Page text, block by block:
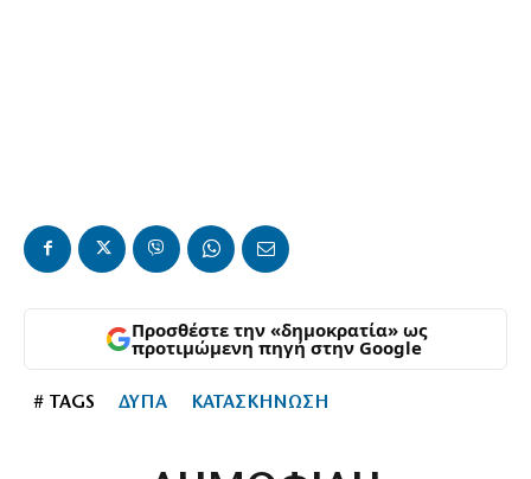
Προσθέστε την «δημοκρατία» ως
προτιμώμενη πηγή στην Google
# TAGS ΔΥΠΑ ΚΑΤΑΣΚΗΝΩΣΗ